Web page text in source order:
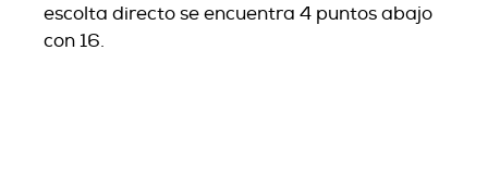
escolta directo se encuentra 4 puntos abajo
con 16.